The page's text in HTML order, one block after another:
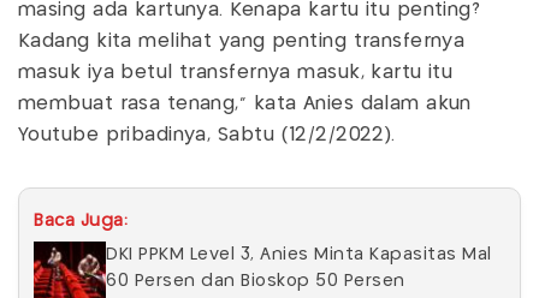
masing ada kartunya. Kenapa kartu itu penting?
Kadang kita melihat yang penting transfernya
masuk iya betul transfernya masuk, kartu itu
membuat rasa tenang," kata Anies dalam akun
Youtube pribadinya, Sabtu (12/2/2022).
Baca Juga:
DKI PPKM Level 3, Anies Minta Kapasitas Mal
60 Persen dan Bioskop 50 Persen